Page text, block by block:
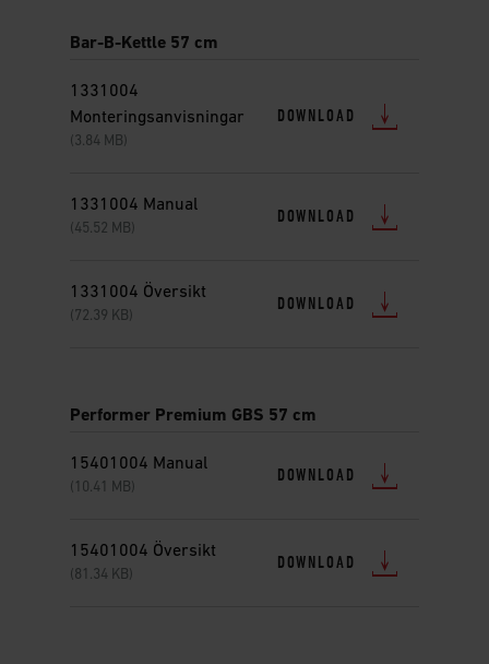
Bar-B-Kettle 57 cm
1331004
Monteringsanvisningar
(3.84 MB)
DOWNLOAD
1331004 Manual
(45.52 MB)
DOWNLOAD
1331004 Översikt
(72.39 KB)
DOWNLOAD
Performer Premium GBS 57 cm
15401004 Manual
(10.41 MB)
DOWNLOAD
15401004 Översikt
(81.34 KB)
DOWNLOAD